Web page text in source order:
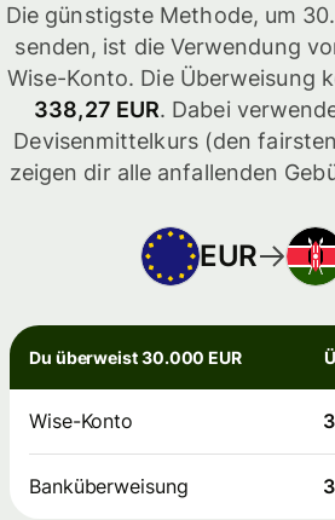
Die günstigste Methode, um
senden, ist die Verwendung
Wise-Konto. Die Überweisung
338,27 EUR. Dabei
Devisenmittelkurs (den
zeigen dir alle anfallenden
EUR
Du überweist 30.000 EUR
Wise-Konto
Banküberweisung